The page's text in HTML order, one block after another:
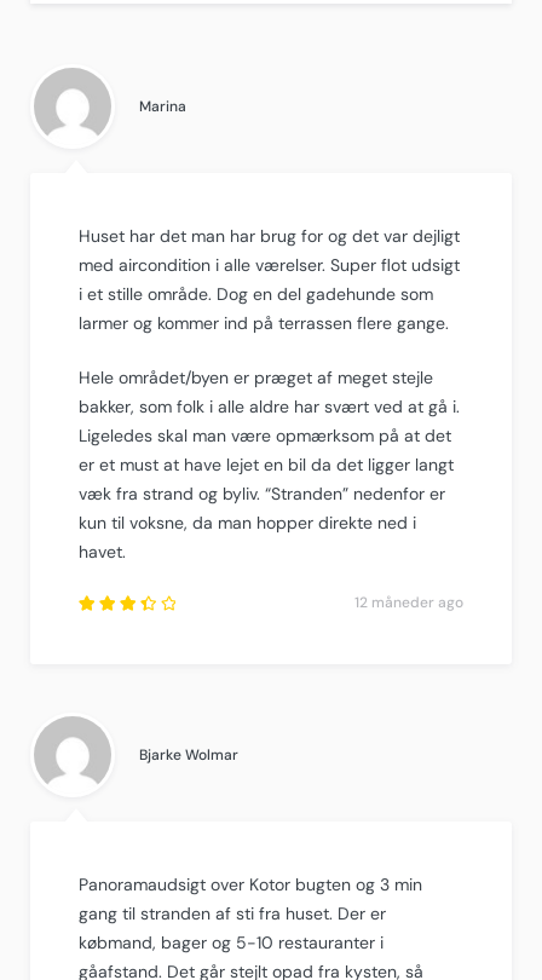
Marina
Huset har det man har brug for og det var dejligt
med aircondition i alle værelser. Super flot udsigt
i et stille område. Dog en del gadehunde som
larmer og kommer ind på terrassen flere gange.
Hele området/byen er præget af meget stejle
bakker, som folk i alle aldre har svært ved at gå i.
Ligeledes skal man være opmærksom på at det
er et must at have lejet en bil da det ligger langt
væk fra strand og byliv. “Stranden” nedenfor er
kun til voksne, da man hopper direkte ned i
havet.
out of
5
12 måneder ago
Bjarke Wolmar
Panoramaudsigt over Kotor bugten og 3 min
gang til stranden af sti fra huset. Der er
købmand, bager og 5-10 restauranter i
gåafstand. Det går stejlt opad fra kysten, så